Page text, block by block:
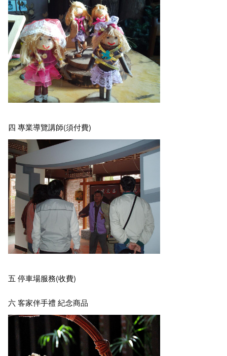
四 專業導覽講師(須付費)
五 停車場服務(收費)
六 客家伴手禮 紀念商品